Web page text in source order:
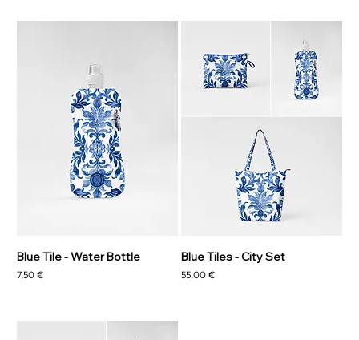
Blue Tile - Water Bottle
Preço
7,50 €
Blue Tiles - City Set
Preço
55,00 €